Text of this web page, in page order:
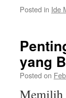
Posted in Ide
yang
Posted on
Memilih